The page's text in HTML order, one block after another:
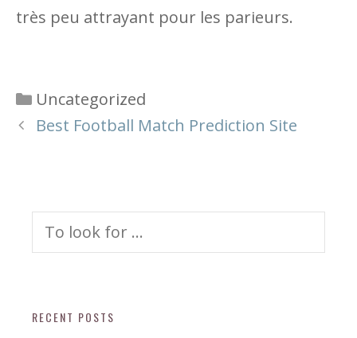
très peu attrayant pour les parieurs.
Categories
Uncategorized
Best Football Match Prediction Site
RECENT POSTS